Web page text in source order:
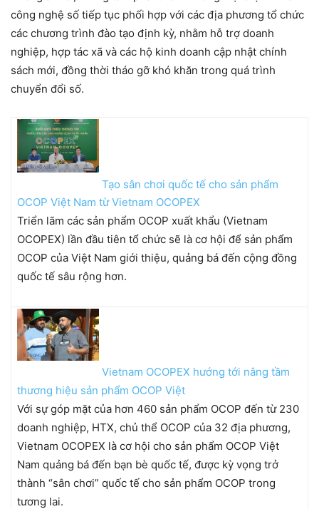
công nghệ số tiếp tục phối hợp với các địa phương tổ chức
các chương trình đào tạo định kỳ, nhằm hỗ trợ doanh
nghiệp, hợp tác xã và các hộ kinh doanh cập nhật chính
sách mới, đồng thời tháo gỡ khó khăn trong quá trình
chuyển đổi số.
Tạo sân chơi quốc tế cho sản phẩm
OCOP Việt Nam từ Vietnam OCOPEX
Triển lãm các sản phẩm OCOP xuất khẩu (Vietnam
OCOPEX) lần đầu tiên tổ chức sẽ là cơ hội để sản phẩm
OCOP của Việt Nam giới thiệu, quảng bá đến cộng đồng
quốc tế sâu rộng hơn.
Vietnam OCOPEX hướng tới nâng tầm
thương hiệu sản phẩm OCOP Việt
Với sự góp mặt của hơn 460 sản phẩm OCOP đến từ 230
doanh nghiệp, HTX, chủ thể OCOP của 32 địa phương,
Vietnam OCOPEX là cơ hội cho sản phẩm OCOP Việt
Nam quảng bá đến bạn bè quốc tế, được kỳ vọng trở
thành “sân chơi” quốc tế cho sản phẩm OCOP trong
tương lai.